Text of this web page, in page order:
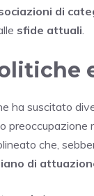
di
sfide attuali
ha suscitato
preoccupazione
che,
di